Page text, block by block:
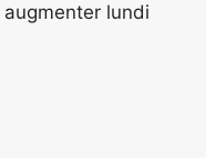
augmenter lundi